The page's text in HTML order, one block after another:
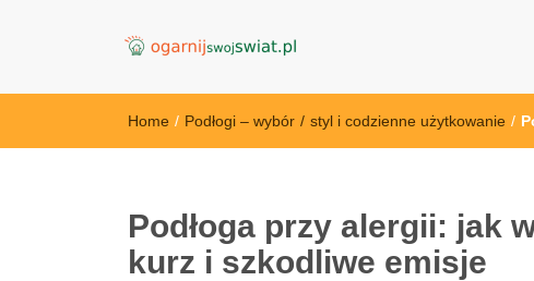
Home / Podłogi – wybór / styl i codzienne użytkowanie /
Podłoga przy alergii: jak
kurz i szkodliwe emisje